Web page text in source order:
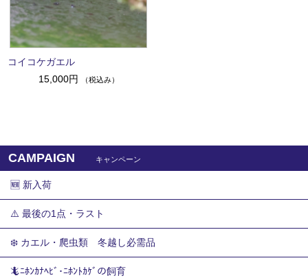
コイコケガエル
15,000円
（税込み）
CAMPAIGN キャンペーン
🆕 新入荷
⚠️ 最後の1点・ラスト
❄️ カエル・爬虫類 冬越し必需品
🦎ﾆﾎﾝｶﾅﾍﾋﾞ･ﾆﾎﾝﾄｶｹﾞの飼育